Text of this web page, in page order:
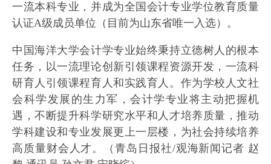
一流本科专业，并成为全国会计专业学位教育质量
认证A级成员单位（目前为山东省唯一入选）。
中国海洋大学会计学专业始终秉持立德树人的根本
任务，以一流理论创新引领课程资源开发，一流科
研育人引领课程育人和实践育人。作为学校人文社
会科学发展的生力军，会计学专业将主动把握机
遇，不断提升科学研究水平和人才培养质量，推动
学科建设和专业发展更上一层楼，为社会持续培养
高质量财会人才。（青岛日报社/观海新闻记者 赵